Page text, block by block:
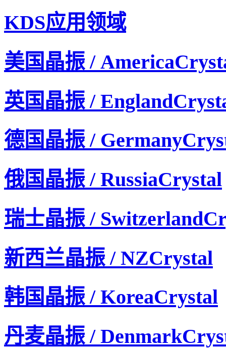
KDS应用领域
美国晶振 /
英国晶振 /
德国晶振 /
俄国晶振 / RussiaCrystal
瑞士晶振 /
新西兰晶振 / NZCrystal
韩国晶振 / KoreaCrystal
丹麦晶振 /